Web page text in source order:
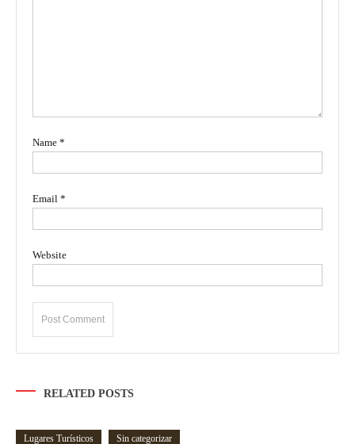
Name *
Email *
Website
RELATED POSTS
Lugares Turísticos Sin categorizar